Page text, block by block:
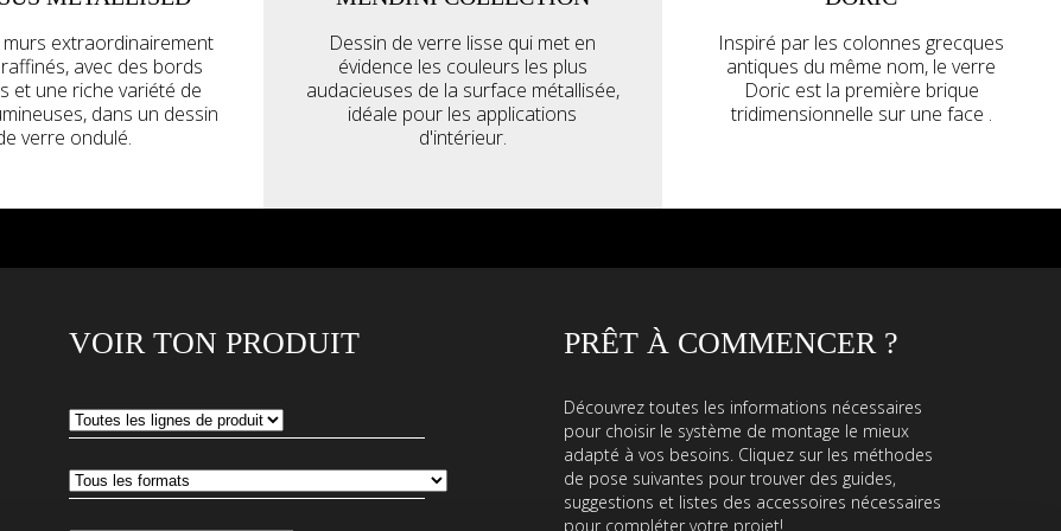
murs extraordinairement
avec des bords
et une riche variété de
dans un dessin
verre ondulé.
Dessin de verre lisse qui met en
évidence les couleurs les plus
audacieuses de la surface métallisée,
idéale pour les applications
d'intérieur.
Inspiré par les colonnes grecques
antiques du même nom, le verre
Doric est la première brique
tridimensionnelle sur une face .
VOIR TON PRODUIT PRÊT À COMMENCER ?
Découvrez toutes les informations nécessaires
pour choisir le système de montage le mieux
adapté à vos besoins. Cliquez sur les méthodes
de pose suivantes pour trouver des guides,
suggestions et listes des accessoires nécessaires
pour compléter votre projet!